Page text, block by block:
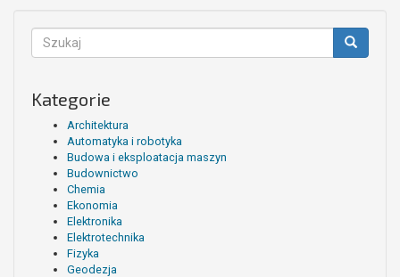
Formularz
wyszukiwania
Kategorie
Architektura
Automatyka i robotyka
Budowa i eksploatacja maszyn
Budownictwo
Chemia
Ekonomia
Elektronika
Elektrotechnika
Fizyka
Geodezja